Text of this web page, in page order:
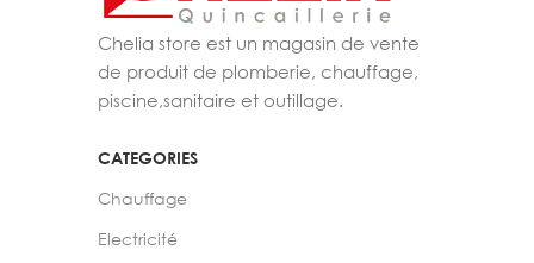
Chelia store est un magasin de vente
de produit de plomberie, chauffage,
piscine,sanitaire et outillage.
CATEGORIES
Chauffage
Electricité